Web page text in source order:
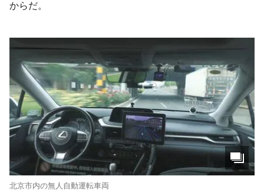
からだ。
北京市内の無人自動運転車両